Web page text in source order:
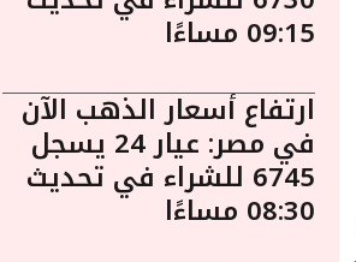
09:15 مساءًا
ارتفاع أسعار الذهب الآن
في مصر: عيار 24 يسجل
6745 للشراء في تحديث
08:30 مساءًا